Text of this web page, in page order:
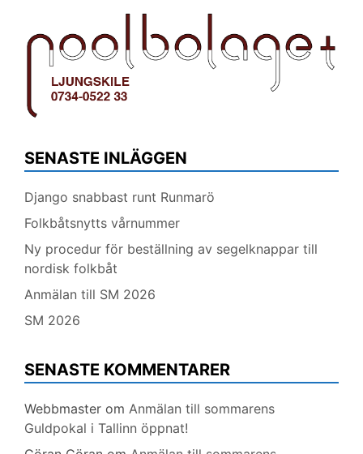
SENASTE INLÄGGEN
Django snabbast runt Runmarö
Folkbåtsnytts vårnummer
Ny procedur för beställning av segelknappar till
nordisk folkbåt
Anmälan till SM 2026
SM 2026
SENASTE KOMMENTARER
Webbmaster om Anmälan till sommarens
Guldpokal i Tallinn öppnat!